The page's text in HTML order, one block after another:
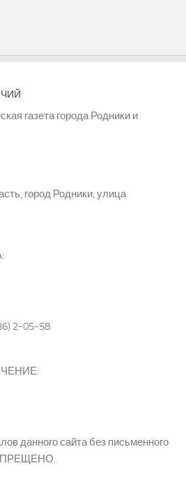
газета города Родники и
город Родники, улица
2-05-58
данного сайта без письменного